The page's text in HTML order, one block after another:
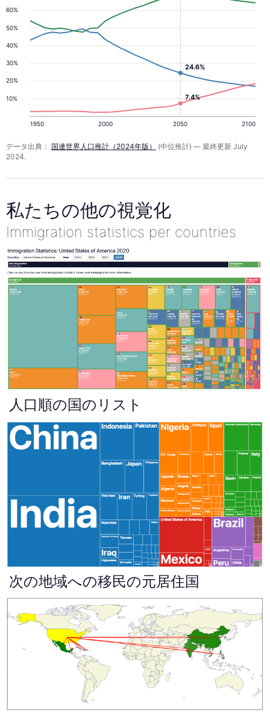
10%
20%
30%
40%
50%
60%
1950 2000 2050 2100
24.6%
7.4%
データ出典： 国連世界人口推計（2024年版）
(中位推計) — 最終更新 July
2024.
私たちの他の視覚化
Immigration statistics per countries
人口順の国のリスト
次の地域への移民の元居住国